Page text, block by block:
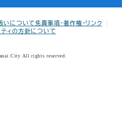
いについて免責事項・著作権・リンク
ティの方針について
City All rights reserved.